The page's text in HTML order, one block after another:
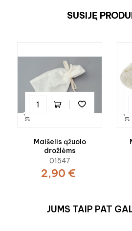
SUSIJĘ

Maišelis ąžuolo
drožlėms
01547
2,90 €

JUMS TAIP PAT